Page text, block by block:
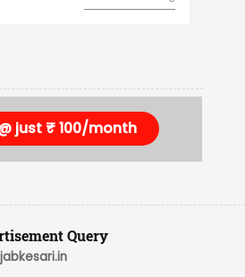
@ just ₹ 100/month
Query